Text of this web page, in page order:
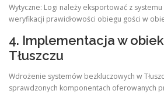
Wytyczne: Logi należy eksportować z
weryfikacji prawidłowości obiegu gości w
4. Implementacja w
Tłuszczu
Wdrożenie systemów bezkluczowych w
sprawdzonych komponentach oferowanych